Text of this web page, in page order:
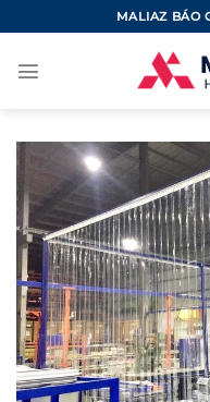
qua
nội
MALIAZ BÁO